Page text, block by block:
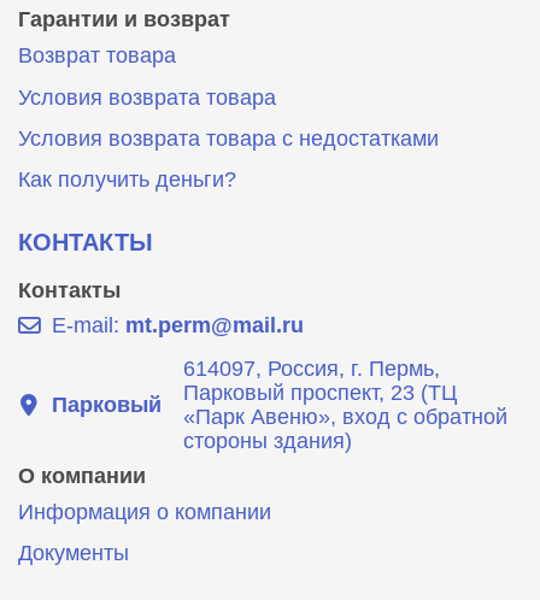
Гарантии и возврат
Возврат товара
Условия возврата товара
Условия возврата товара с недостатками
Как получить деньги?
КОНТАКТЫ
Контакты
E-mail: mt.perm@mail.ru
Парковый
614097, Россия, г. Пермь,
Парковый проспект, 23 (ТЦ
«Парк Авеню», вход с обратной
стороны здания)
О компании
Информация о компании
Документы